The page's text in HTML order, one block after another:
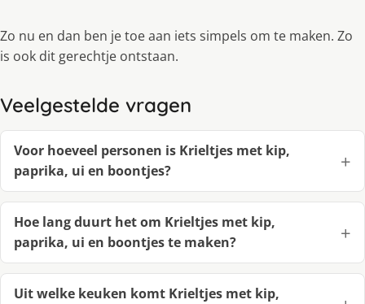
Zo nu en dan ben je toe aan iets simpels om te maken. Zo
is ook dit gerechtje ontstaan.
Veelgestelde vragen
Voor hoeveel personen is Krieltjes met kip,
paprika, ui en boontjes?
Hoe lang duurt het om Krieltjes met kip,
paprika, ui en boontjes te maken?
Uit welke keuken komt Krieltjes met kip,